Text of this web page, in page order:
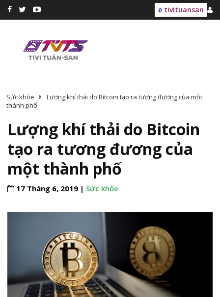
e tivituansan
Sức khỏe
Lượng khí thải do Bitcoin tạo ra tương đương của một
thành phố
Lượng khí thải do Bitcoin
tạo ra tương đương của
một thành phố
17 Tháng 6, 2019 | Sức khỏe